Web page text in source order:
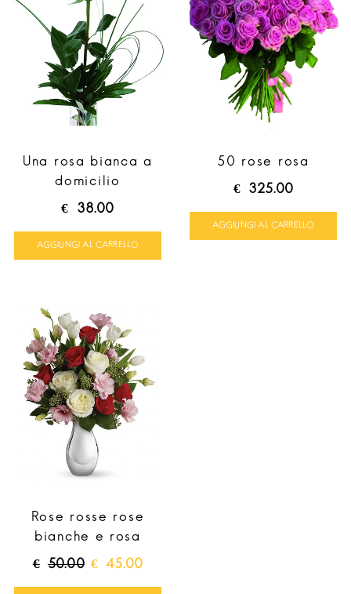
Una rosa bianca a
domicilio
€ 38.00
AGGIUNGI AL CARRELLO
50 rose rosa
€ 325.00
AGGIUNGI AL CARRELLO
Rose rosse rose
bianche e rosa
€ 50.00 Il
prezzo
€ 45.00Il
prezzo